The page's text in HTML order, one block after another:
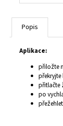
Popis
Aplikace:
přiložte
přitlačte
po